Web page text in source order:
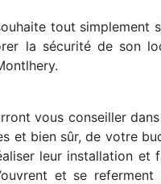
tout
la sécurité de son
vous conseiller
et bien sûr, de votre
leur installation et
et se